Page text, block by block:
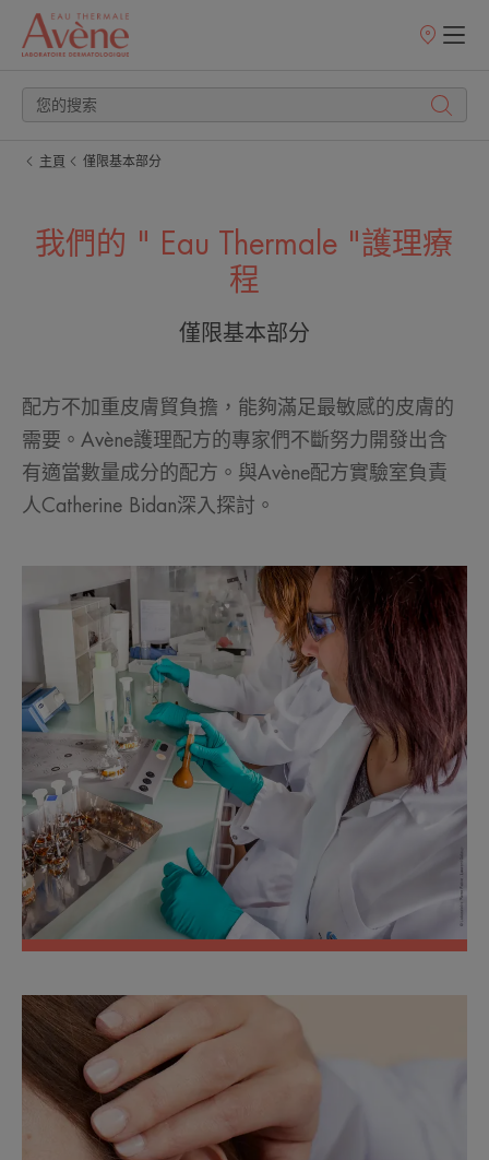
銷
主頁 僅限基本部分
我們的 " Eau Thermale "護理療
程
僅限基本部分
配方不加重皮膚貿負擔，能夠滿足最敏感的皮膚的
需要。Avène護理配方的專家們不斷努力開發出含
有適當數量成分的配方。與Avène配方實驗室負責
人Catherine Bidan深入探討。